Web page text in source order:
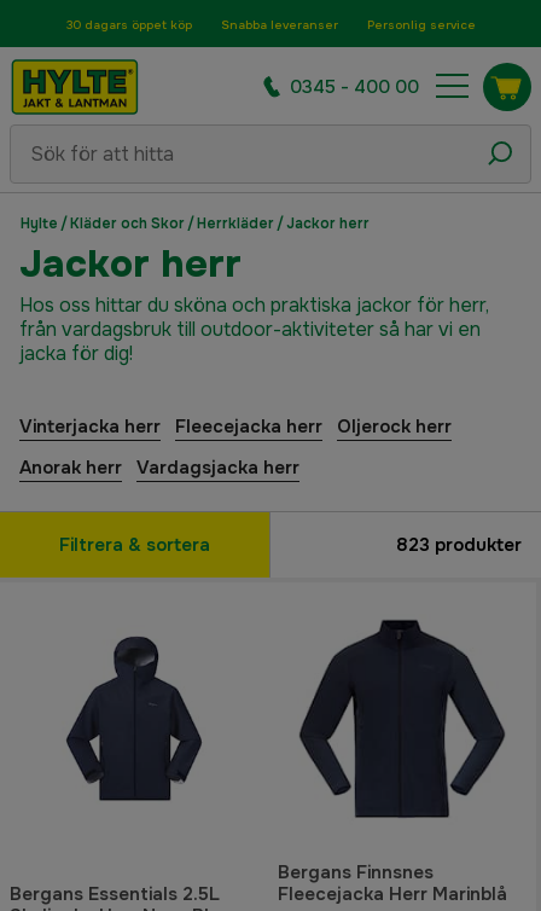
30 dagars öppet köp Snabba leveranser Personlig service
0345 - 400 00
Hylte /Kläder och Skor/Herrkläder/Jackor herr
Jackor herr
Hos oss hittar du sköna och praktiska jackor för herr,
från vardagsbruk till outdoor-aktiviteter så har vi en
jacka för dig!
Vinterjacka herr Fleecejacka herr
Oljerock herr
Anorak herr Vardagsjacka herr
Filtrera & sortera 823 produkter
Bergans Essentials 2.5L
Bergans Finnsnes
Fleecejacka Herr Marinblå